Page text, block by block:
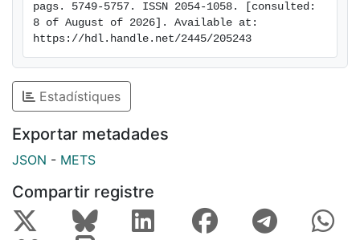
pags. 5749-5757. ISSN 2054-1058. [consulted:
8 of August of 2026]. Available at:
https://hdl.handle.net/2445/205243
Estadístiques
Exportar metadades
JSON - METS
Compartir registre